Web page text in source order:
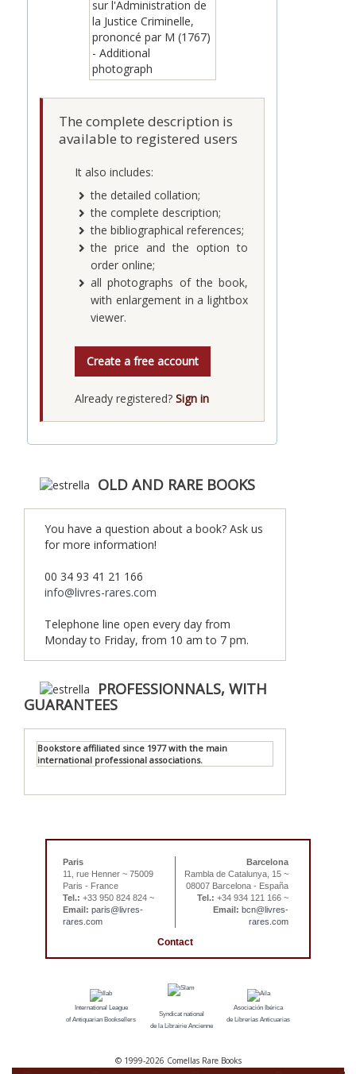
The complete description is
available to registered users
It also includes:
the detailed collation;
the complete description;
the bibliographical references;
the price and the option to
order online;
all photographs of the book,
with enlargement in a lightbox
viewer.
Create a free account
Already registered? Sign in
OLD AND RARE BOOKS
You have a question about a book? Ask us
for more information!
00 34 93 41 21 166
info@livres-rares.com
Telephone line open every day from
Monday to Friday, from 10 am to 7 pm.
PROFESSIONNALS, WITH
GUARANTEES
Bookstore affiliated since 1977 with the main
international professional associations.
Paris
11, rue Henner ~ 75009
Paris - France
Tel.: +33 950 824 824 ~
Email: paris@livres-
rares.com
Barcelona
Rambla de Catalunya, 15 ~
08007 Barcelona - España
Tel.: +34 934 121 166 ~
Email: bcn@livres-
rares.com
Contact
International League
of Antiquarian Booksellers
Syndicat national
de la Librairie Ancienne
Asociación Ibérica
de Librerías Anticuarias
© 1999-2026 Comellas Rare Books